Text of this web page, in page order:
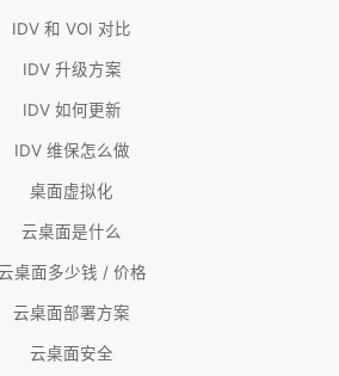
IDV 和 VOI 对比
IDV 升级方案
IDV 如何更新
IDV 维保怎么做
桌面虚拟化
云桌面是什么
桌面多少钱 / 价格
云桌面部署方案
云桌面安全